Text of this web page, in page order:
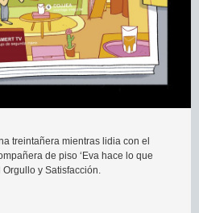
treintañera mientras lidia con el
de piso ‘Eva hace lo que
y Satisfacción.